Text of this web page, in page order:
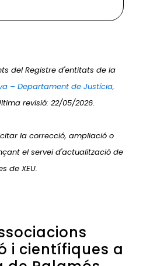
del Registre d'entitats de la
– Departament de Justícia,
revisió: 22/05/2026.
la correcció, ampliació o
el servei d'actualització de
de XEU.
i científiques a